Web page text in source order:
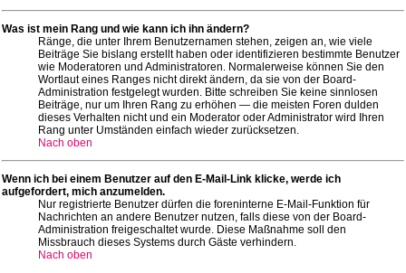
Was ist mein Rang und wie kann ich ihn ändern?
Ränge, die unter Ihrem Benutzernamen stehen, zeigen an, wie viele
Beiträge Sie bislang erstellt haben oder identifizieren bestimmte Benutzer
wie Moderatoren und Administratoren. Normalerweise können Sie den
Wortlaut eines Ranges nicht direkt ändern, da sie von der Board-
Administration festgelegt wurden. Bitte schreiben Sie keine sinnlosen
Beiträge, nur um Ihren Rang zu erhöhen — die meisten Foren dulden
dieses Verhalten nicht und ein Moderator oder Administrator wird Ihren
Rang unter Umständen einfach wieder zurücksetzen.
Nach oben
Wenn ich bei einem Benutzer auf den E-Mail-Link klicke, werde ich
aufgefordert, mich anzumelden.
Nur registrierte Benutzer dürfen die foreninterne E-Mail-Funktion für
Nachrichten an andere Benutzer nutzen, falls diese von der Board-
Administration freigeschaltet wurde. Diese Maßnahme soll den
Missbrauch dieses Systems durch Gäste verhindern.
Nach oben